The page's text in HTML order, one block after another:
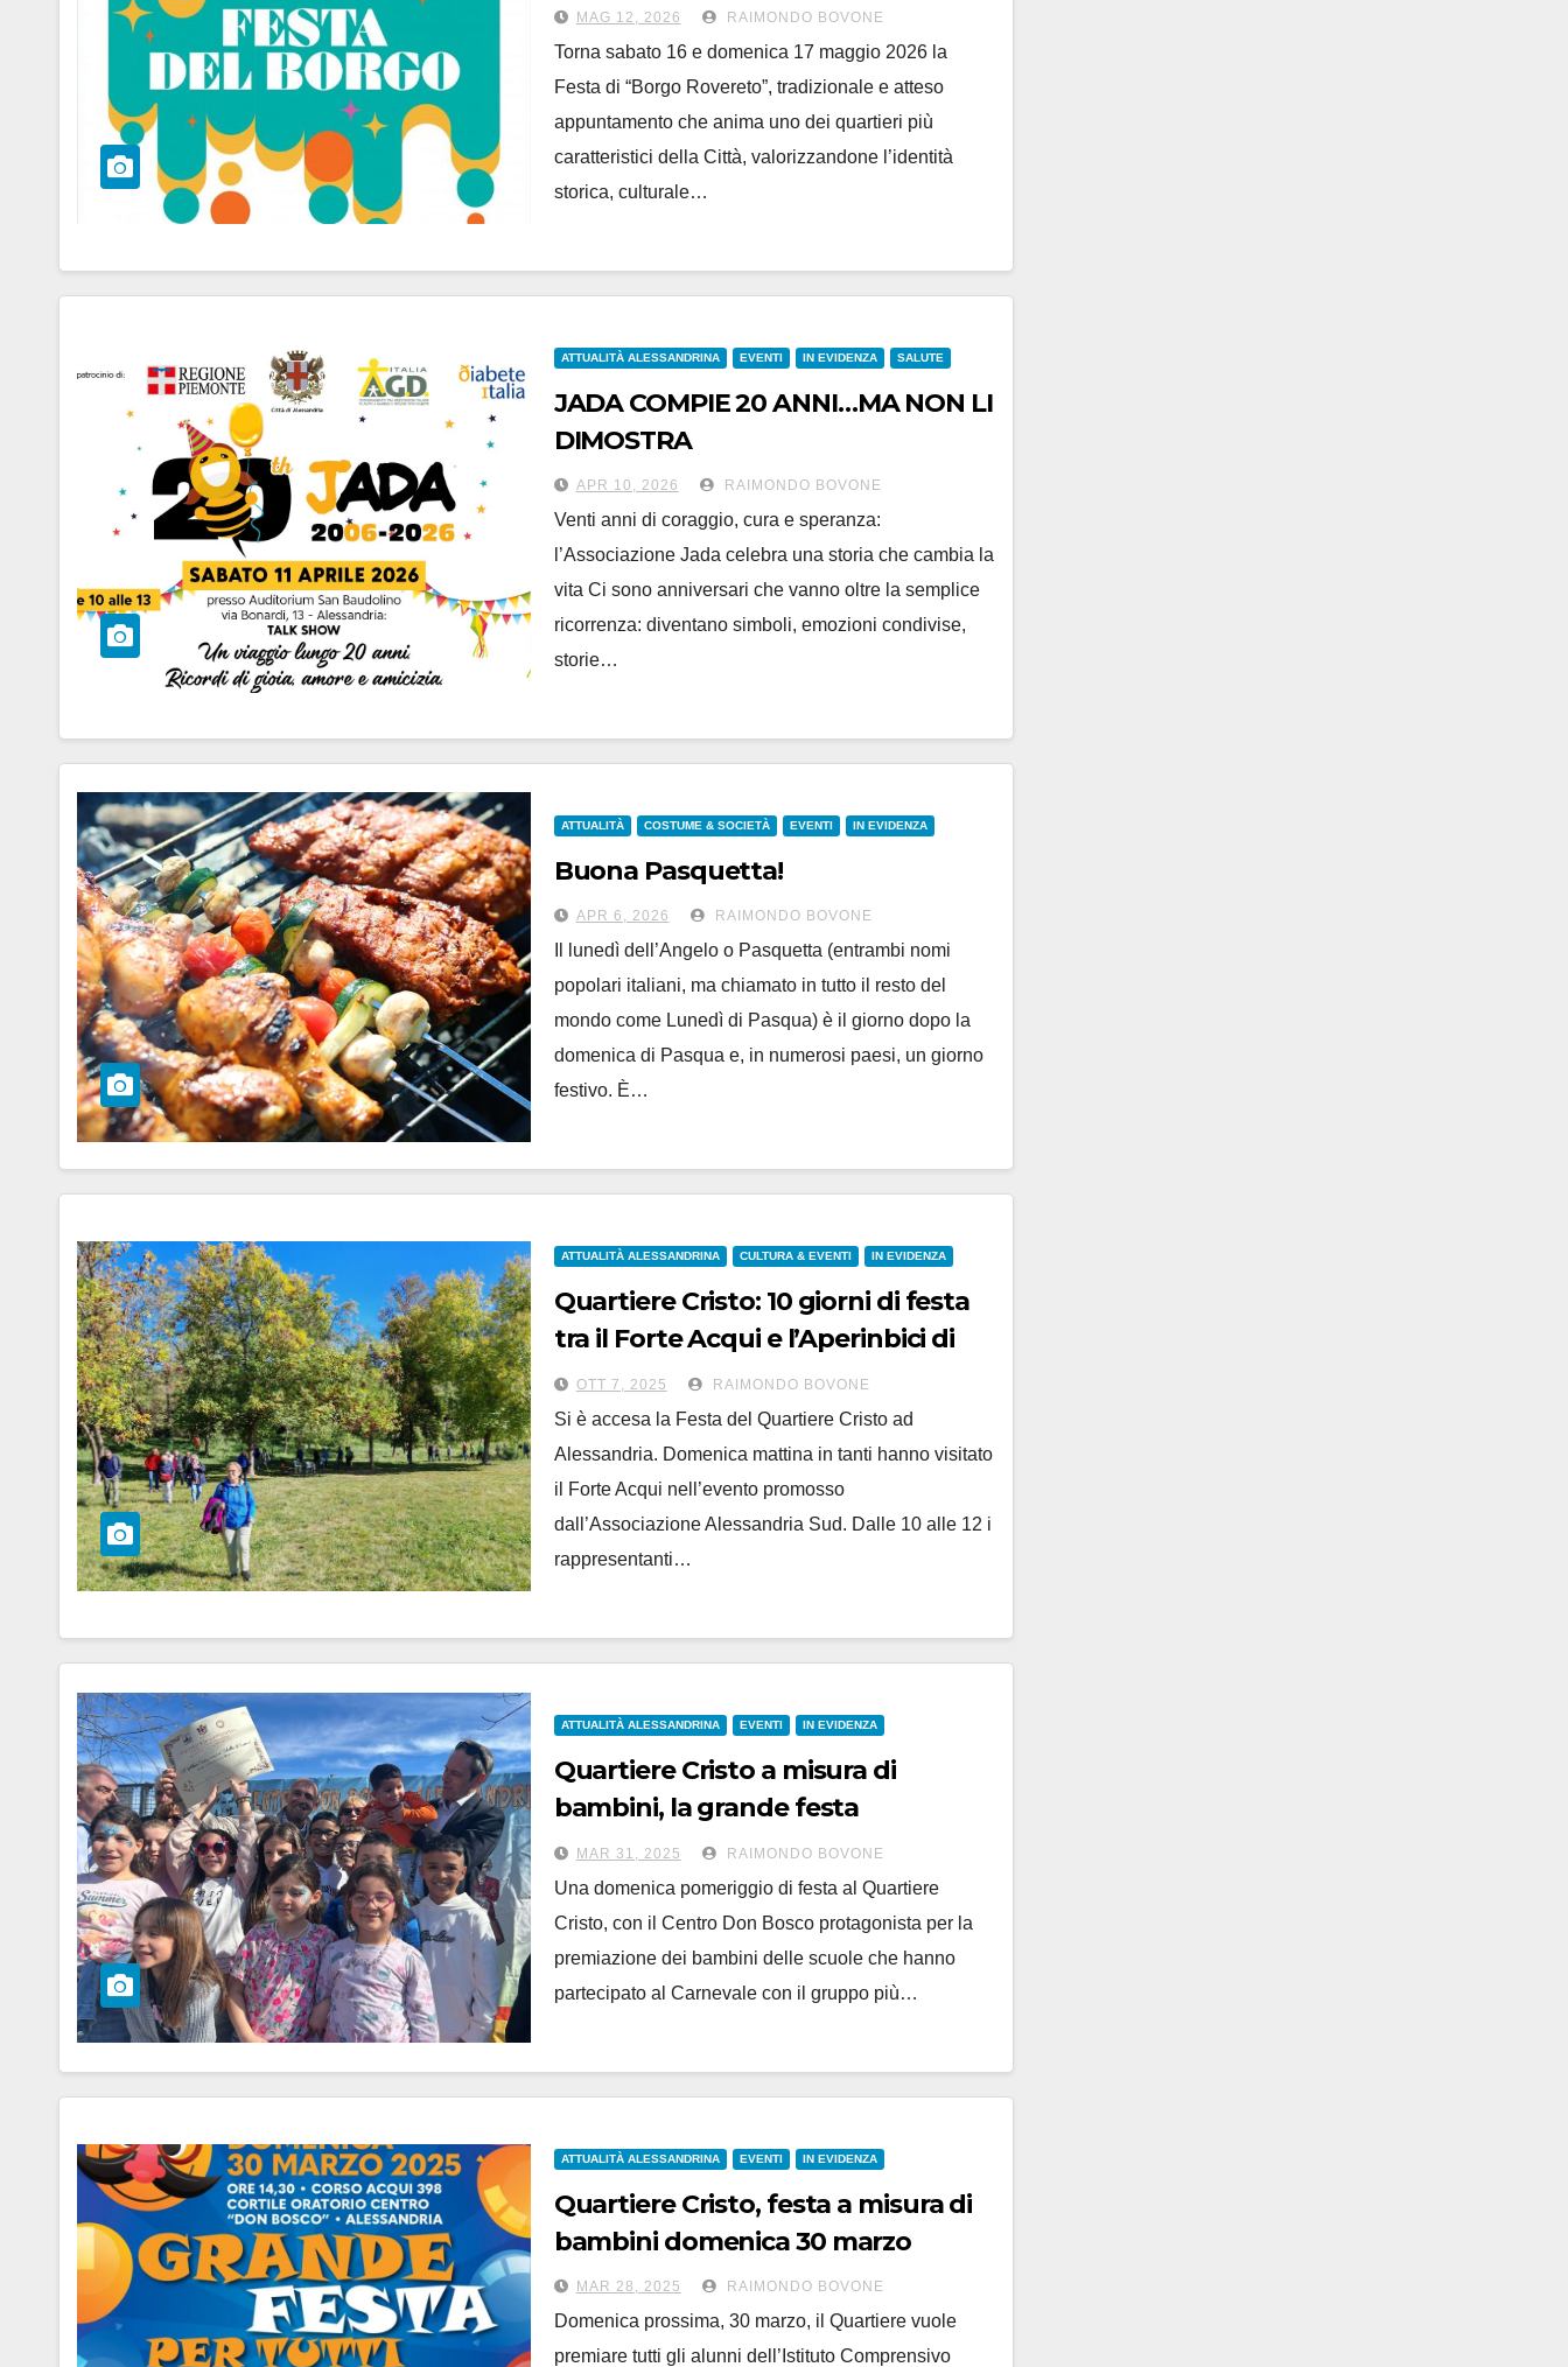
maggio
MAG 12, 2026 RAIMONDO BOVONE
Torna sabato 16 e domenica 17 maggio 2026 la
Festa di “Borgo Rovereto”, tradizionale e atteso
appuntamento che anima uno dei quartieri più
caratteristici della Città, valorizzandone l’identità
storica, culturale…
ATTUALITÀ ALESSANDRINA EVENTI IN EVIDENZA SALUTE
JADA COMPIE 20 ANNI…MA NON LI
DIMOSTRA
APR 10, 2026 RAIMONDO BOVONE
Venti anni di coraggio, cura e speranza:
l’Associazione Jada celebra una storia che cambia la
vita Ci sono anniversari che vanno oltre la semplice
ricorrenza: diventano simboli, emozioni condivise,
storie…
ATTUALITÀ COSTUME & SOCIETÀ EVENTI IN EVIDENZA
Buona Pasquetta!
APR 6, 2026 RAIMONDO BOVONE
Il lunedì dell’Angelo o Pasquetta (entrambi nomi
popolari italiani, ma chiamato in tutto il resto del
mondo come Lunedì di Pasqua) è il giorno dopo la
domenica di Pasqua e, in numerosi paesi, un giorno
festivo. È…
ATTUALITÀ ALESSANDRINA CULTURA & EVENTI IN EVIDENZA
Quartiere Cristo: 10 giorni di festa
tra il Forte Acqui e l’Aperinbici di
domenica 12
OTT 7, 2025 RAIMONDO BOVONE
Si è accesa la Festa del Quartiere Cristo ad
Alessandria. Domenica mattina in tanti hanno visitato
il Forte Acqui nell’evento promosso
dall’Associazione Alessandria Sud. Dalle 10 alle 12 i
rappresentanti…
ATTUALITÀ ALESSANDRINA EVENTI IN EVIDENZA
Quartiere Cristo a misura di
bambini, la grande festa
all’Oratorio Don Bosco
MAR 31, 2025 RAIMONDO BOVONE
Una domenica pomeriggio di festa al Quartiere
Cristo, con il Centro Don Bosco protagonista per la
premiazione dei bambini delle scuole che hanno
partecipato al Carnevale con il gruppo più…
ATTUALITÀ ALESSANDRINA EVENTI IN EVIDENZA
Quartiere Cristo, festa a misura di
bambini domenica 30 marzo
MAR 28, 2025 RAIMONDO BOVONE
Domenica prossima, 30 marzo, il Quartiere vuole
premiare tutti gli alunni dell’Istituto Comprensivo